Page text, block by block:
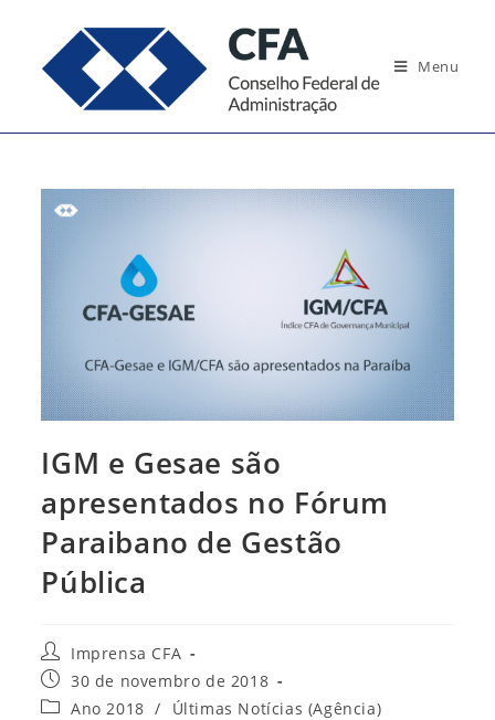
conteúdo
Menu
IGM e Gesae são
apresentados no Fórum
Paraibano de Gestão
Pública
Autor
do
post:
Imprensa CFA
Post
publicado:
30 de novembro de 2018
Categoria
Ano 2018 / Últimas Notícias (Agência)